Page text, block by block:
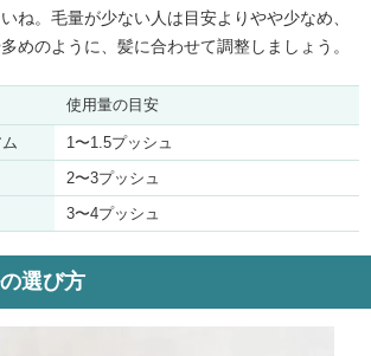
ね。毛量が少ない人は目安よりやや少なめ、
めのように、髪に合わせて調整しましょう。
使用量の目安
1〜1.5プッシュ
2〜3プッシュ
3〜4プッシュ
選び方